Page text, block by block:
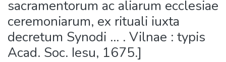
sacramentorum ac aliarum ecclesiae
ceremoniarum, ex rituali iuxta
decretum Synodi ... . Vilnae : typis
Acad. Soc. Iesu, 1675.]